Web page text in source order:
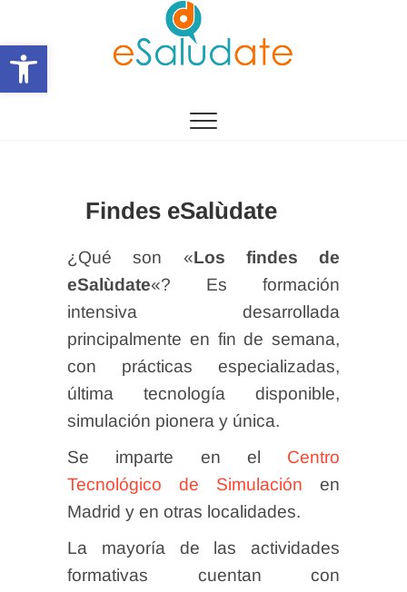
Abrir barra de herramientas
contenido
Findes eSalùdate
¿Qué son «Los findes de
eSalùdate«? Es formación
intensiva desarrollada
principalmente en fin de semana,
con prácticas especializadas,
última tecnología disponible,
simulación pionera y única.
Se imparte en el Centro
Tecnológico de Simulación en
Madrid y en otras localidades.
La mayoría de las actividades
formativas cuentan con